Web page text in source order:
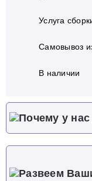
Услуга
Самовывоз
В наличии